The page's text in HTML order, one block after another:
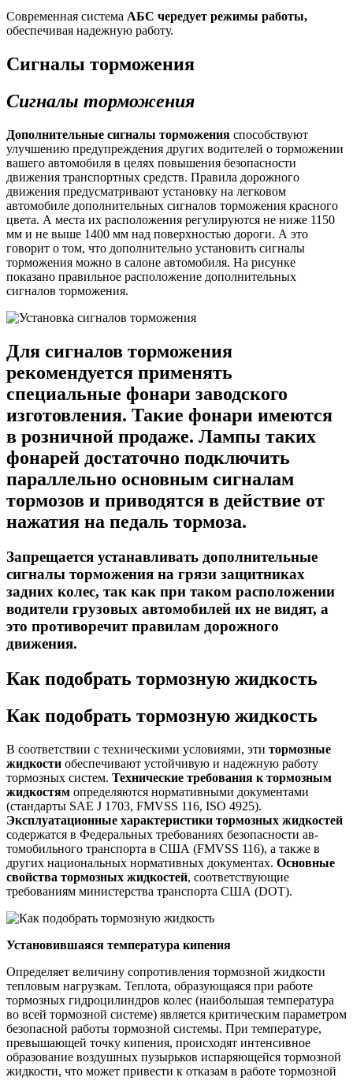
Современная система АБС чередует режимы работы,
обеспечивая надежную работу.
Сигналы торможения
Сигналы торможения
Дополнительные сигналы торможения способствуют
улучшению предупреждения других водителей о торможении
вашего автомобиля в целях повышения безопасности
движения транспортных средств. Правила дорожного
движения предусматривают установку на легковом
автомобиле дополнительных сигналов торможения красного
цвета. А места их расположения регулируются не ниже 1150
мм и не выше 1400 мм над поверхностью дороги. А это
говорит о том, что дополнительно установить сигналы
торможения можно в салоне автомобиля. На рисунке
показано правильное расположение дополнительных
сигналов торможения.
Для сигналов торможения
рекомендуется применять
специальные фонари заводского
изготовления. Такие фонари имеются
в розничной продаже. Лампы таких
фонарей достаточно подключить
параллельно основным сигналам
тормозов и приводятся в действие от
нажатия на педаль тормоза.
Запрещается устанавливать дополнительные
сигналы торможения на грязи защитниках
задних колес, так как при таком расположении
водители грузовых автомобилей их не видят, а
это противоречит правилам дорожного
движения.
Как подобрать тормозную жидкость
Как подобрать тормозную жидкость
В соответствии с техническими услови­ями, эти тормозные
жидкости обеспечивают устой­чивую и надежную работу
тормозных систем. Технические требования к тор­мозным
жидкостям определяются нор­мативными документами
(стандарты SAE J 1703, FMVSS 116, ISO 4925).
Эксплуатационные характеристики тор­мозных жидкостей
содержатся в Феде­ральных требованиях безопасности ав­
томобильного транспорта в США (FMVSS 116), а также в
других нацио­нальных нормативных документах. Ос­новные
свойства тормозных жидкостей, соответствующие
требованиям мини­стерства транспорта США (DOT).
Установившаяся температура кипения
Определяет величину сопротивления тормозной жидкости
тепловым нагруз­кам. Теплота, образующаяся при работе
тормозных гидроцилиндров колес (наи­большая температура
во всей тормоз­ной системе) является критическим па­раметром
безопасной работы тормозной системы. При температуре,
превышаю­щей точку кипения, происходят интен­сивное
образование воздушных пузырь­ков испаряющейся тормозной
жидко­сти, что может привести к отказам в работе тормозной